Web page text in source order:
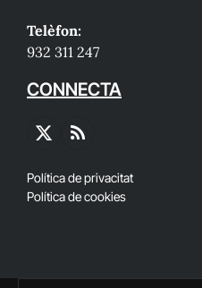
Telèfon:
932 311 247
CONNECTA
X
RSS
Política de privacitat
Política de cookies